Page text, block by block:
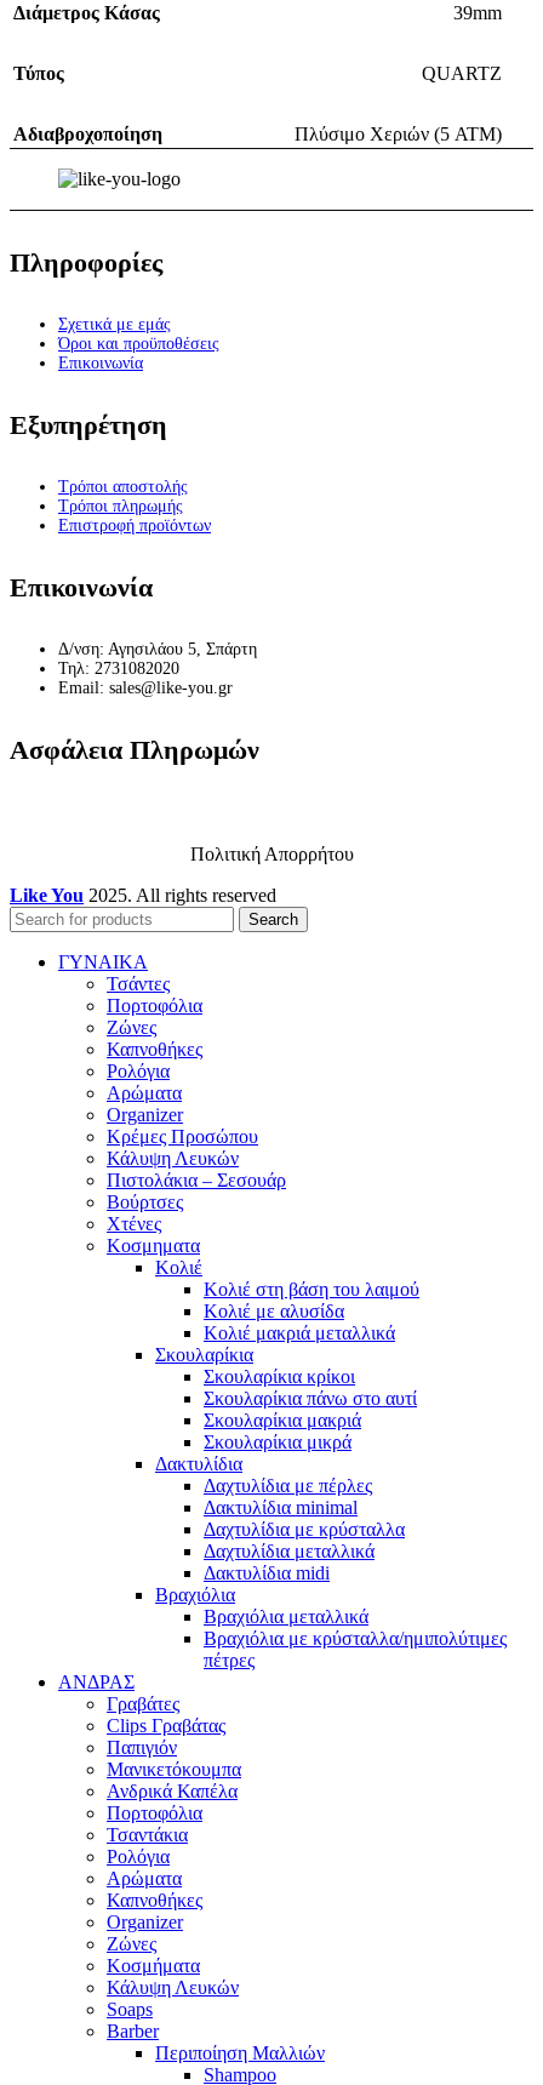
Διάμετρος Κάσας 39mm
Τύπος QUARTZ
Αδιαβροχοποίηση Πλύσιμο Χεριών (5 ATM)
Πληροφορίες
Σχετικά με εμάς
Όροι και προϋποθέσεις
Επικοινωνία
Εξυπηρέτηση
Τρόποι αποστολής
Τρόποι πληρωμής
Επιστροφή προϊόντων
Επικοινωνία
Δ/νση: Αγησιλάου 5, Σπάρτη
Τηλ: 2731082020
Email: sales@like-you.gr
Ασφάλεια Πληρωμών
Πολιτική Απορρήτου
Like You 2025. All rights reserved
Search
ΓΥΝΑΙΚΑ
Τσάντες
Πορτοφόλια
Ζώνες
Καπνοθήκες
Ρολόγια
Αρώματα
Organizer
Κρέμες Προσώπου
Κάλυψη Λευκών
Πιστολάκια – Σεσουάρ
Βούρτσες
Χτένες
Κοσμηματα
Κολιέ
Κολιέ στη βάση του λαιμού
Κολιέ με αλυσίδα
Κολιέ μακριά μεταλλικά
Σκουλαρίκια
Σκουλαρίκια κρίκοι
Σκουλαρίκια πάνω στο αυτί
Σκουλαρίκια μακριά
Σκουλαρίκια μικρά
Δακτυλίδια
Δαχτυλίδια με πέρλες
Δακτυλίδια minimal
Δαχτυλίδια με κρύσταλλα
Δαχτυλίδια μεταλλικά
Δακτυλίδια midi
Βραχιόλια
Βραχιόλια μεταλλικά
Βραχιόλια με κρύσταλλα/ημιπολύτιμες
πέτρες
ΑΝΔΡΑΣ
Γραβάτες
Clips Γραβάτας
Παπιγιόν
Μανικετόκουμπα
Ανδρικά Καπέλα
Πορτοφόλια
Τσαντάκια
Ρολόγια
Αρώματα
Καπνοθήκες
Organizer
Ζώνες
Κοσμήματα
Κάλυψη Λευκών
Soaps
Barber
Περιποίηση Μαλλιών
Shampoo